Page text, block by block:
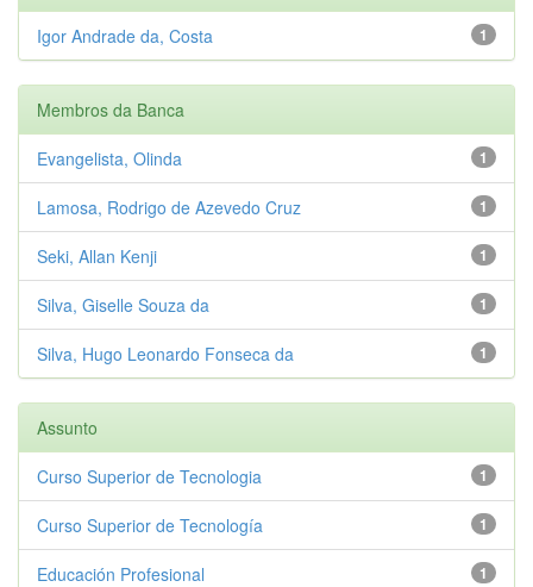
1
Igor Andrade da, Costa
Membros da Banca
1
Evangelista, Olinda
1
Lamosa, Rodrigo de Azevedo Cruz
1
Seki, Allan Kenji
1
Silva, Giselle Souza da
1
Silva, Hugo Leonardo Fonseca da
Assunto
1
Curso Superior de Tecnologia
1
Curso Superior de Tecnología
1
Educación Profesional